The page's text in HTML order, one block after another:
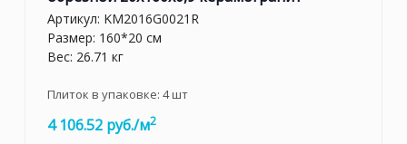
Артикул: KM2016G0021R
Размер: 160*20 см
Вес: 26.71 кг
Плиток в упаковке: 4шт
4 106.52 руб./м2